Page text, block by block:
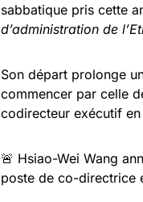
sabbatique pris cette
d’administration de
Son départ prolonge
commencer par celle
codirecteur exécutif
🚨 Hsiao-Wei Wang
poste de co-directrice